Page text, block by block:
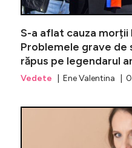
S-a aflat cauza morții
Problemele grave de
răpus pe legendarul
Vedete | Ene Valentina |